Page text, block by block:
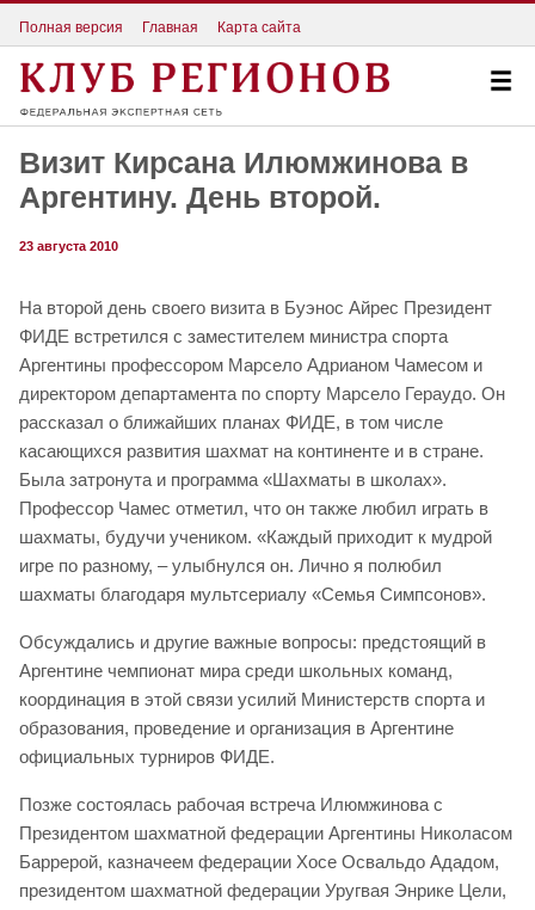
Полная версия Главная Карта сайта
Визит Кирсана Илюмжинова в
Аргентину. День второй.
23 августа 2010
На второй день своего визита в Буэнос Айрес Президент
ФИДЕ встретился с заместителем министра спорта
Аргентины профессором Марсело Адрианом Чамесом и
директором департамента по спорту Марсело Гераудо. Он
рассказал о ближайших планах ФИДЕ, в том числе
касающихся развития шахмат на континенте и в стране.
Была затронута и программа «Шахматы в школах».
Профессор Чамес отметил, что он также любил играть в
шахматы, будучи учеником. «Каждый приходит к мудрой
игре по разному, – улыбнулся он. Лично я полюбил
шахматы благодаря мультсериалу «Семья Симпсонов».
Обсуждались и другие важные вопросы: предстоящий в
Аргентине чемпионат мира среди школьных команд,
координация в этой связи усилий Министерств спорта и
образования, проведение и организация в Аргентине
официальных турниров ФИДЕ.
Позже состоялась рабочая встреча Илюмжинова с
Президентом шахматной федерации Аргентины Николасом
Баррерой, казначеем федерации Хосе Освальдо Ададом,
президентом шахматной федерации Уругвая Энрике Цели,